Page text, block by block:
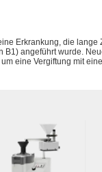
Erkrankung, die lange
B1) angeführt wurde.
eine Vergiftung mit